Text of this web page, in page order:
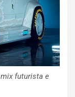
futurista e